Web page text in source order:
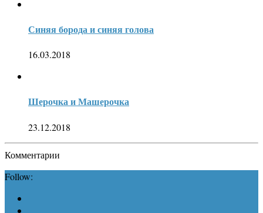
Синяя борода и синяя голова
16.03.2018
Шерочка и Машерочка
23.12.2018
Комментарии
Follow: